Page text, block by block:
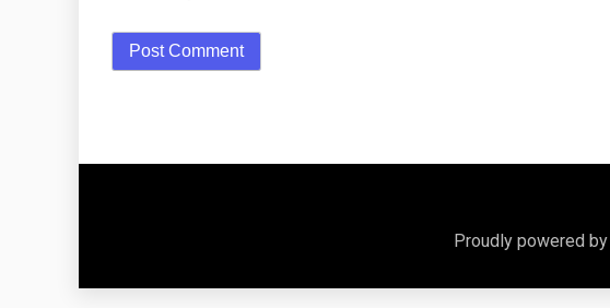
Proudly powered